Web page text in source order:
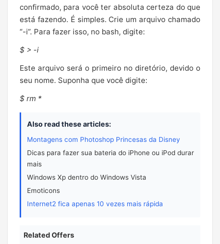
confirmado, para você ter absoluta certeza do que
está fazendo. É simples. Crie um arquivo chamado
“-i”. Para fazer isso, no bash, digite:
$ > -i
Este arquivo será o primeiro no diretório, devido o
seu nome. Suponha que você digite:
$ rm *
Also read these articles:
Montagens com Photoshop Princesas da Disney
Dicas para fazer sua bateria do iPhone ou iPod durar
mais
Windows Xp dentro do Windows Vista
Emoticons
Internet2 fica apenas 10 vezes mais rápida
Related Offers